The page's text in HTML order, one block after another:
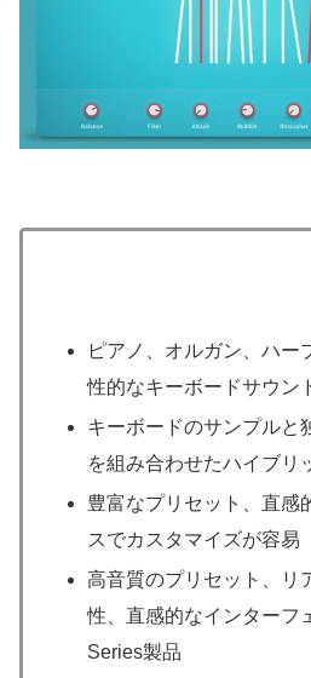
ピアノ、オルガン、ハー
性的なキーボードサウン
キーボードのサンプルと
を組み合わせたハイブリ
豊富なプリセット、直感
スでカスタマイズが容易
高音質のプリセット、リ
性、直感的なインターフ
Series製品